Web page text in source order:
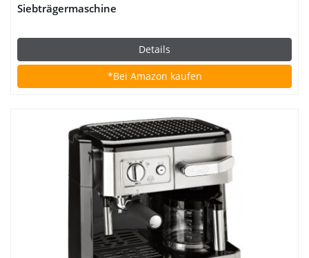
Siebträgermaschine
Details
*Bei Amazon kaufen